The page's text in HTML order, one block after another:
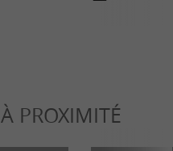
À PROXIMITÉ